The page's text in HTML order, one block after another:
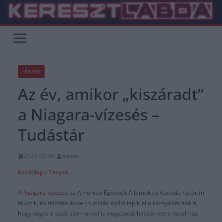
Skip
content
TÉNYEK
Az év, amikor „kiszáradt”
a Niagara-vízesés –
Tudástár
2022.02.06.
Adam
Kezdőlap » Tények
A Niagara-vízesés az Amerikai Egyesült Államok és Kanada határán
fekszik, és minden évben turisták millió lepik el a környékét azért,
hogy végre a saját szemükkel is megcsodálhassák ezt a hatalmas